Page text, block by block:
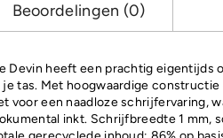
Beoordelingen (0)
Devin heeft een prachtig eigentijds
je tas. Met hoogwaardige
voor een naadloze schrijfervaring,
inkt. Schrijfbreedte 1 mm,